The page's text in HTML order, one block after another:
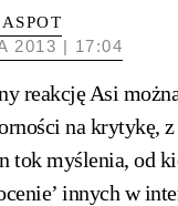
2013 | 17:04
reakcję Asi
na krytykę,
tok myślenia, od
innych w